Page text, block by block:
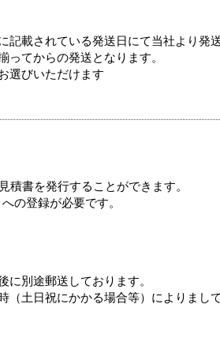
載されている発送日にて当社より発
ってからの発送となります。
選びいただけます
積書を発行することができます。
の登録が必要です。
に別途郵送しております。
（土日祝にかかる場合等）によりまし